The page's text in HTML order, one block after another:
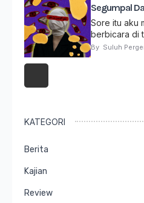
Segumpal
Sore itu aku
berbicara di
By Suluh
KATEGORI
Berita
Kajian
Review